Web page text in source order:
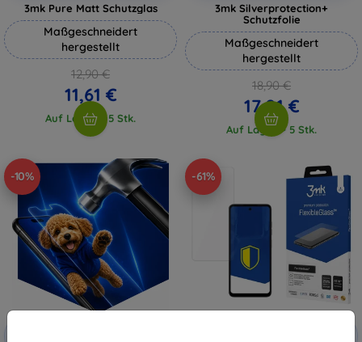
3mk Pure Matt Schutzglas
Maßgeschneidert
hergestellt
12,90 €
11,61 €
Auf Lager > 5 Stk.
3mk Silverprotection+
Schutzfolie
Maßgeschneidert
hergestellt
18,90 €
17,01 €
Auf Lager > 5 Stk.
-10% -61%